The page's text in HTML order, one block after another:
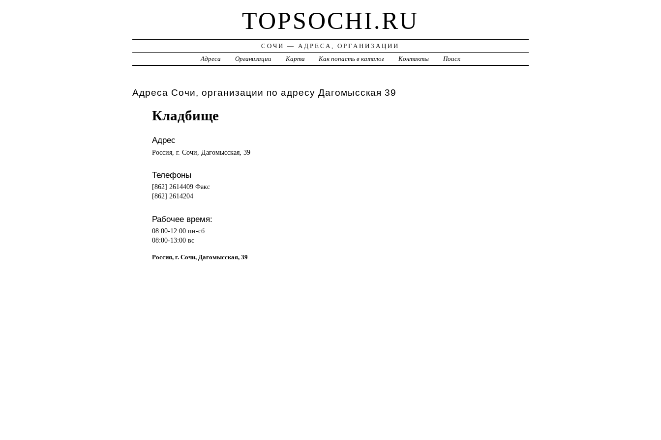
TOPSOCHI.RU
СОЧИ — АДРЕСА, ОРГАНИЗАЦИИ
Адреса
Организации Карта Как попасть в каталог Контакты Поиск
Адреса Сочи, организации по адресу Дагомысская 39
Кладбище
Адрес
Россия, г. Сочи, Дагомысская, 39
Телефоны
[862] 2614409 Факс
[862] 2614204
Рабочее время:
08:00-12:00 пн-сб
08:00-13:00 вс
Россия, г. Сочи, Дагомысская, 39